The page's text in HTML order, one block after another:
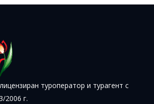
туроператор и турагент с
2006 г.